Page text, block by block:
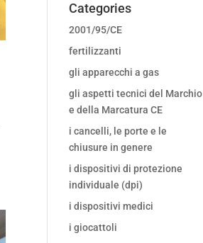
Categories
2001/95/CE
fertilizzanti
gli apparecchi a gas
gli aspetti tecnici del Marchio
e della Marcatura CE
i cancelli, le porte e le
chiusure in genere
i dispositivi di protezione
individuale (dpi)
i dispositivi medici
i giocattoli